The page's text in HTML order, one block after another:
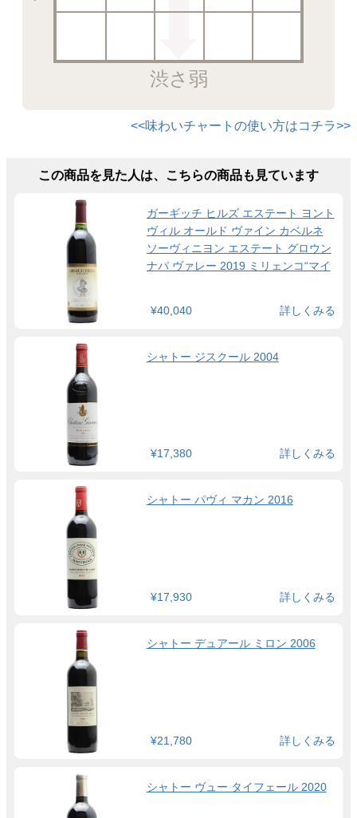
渋さ弱
<<味わいチャートの使い方はコチラ>>
この商品を見た人は、こちらの商品も見ています
ガーギッチ ヒルズ エステート ヨント
ヴィル オールド ヴァイン カベルネ
ソーヴィニヨン エステート グロウン
ナパ ヴァレー 2019 ミリェンコ“マイ
¥40,040 詳しくみる
シャトー ジスクール 2004
¥17,380 詳しくみる
シャトー パヴィ マカン 2016
¥17,930 詳しくみる
シャトー デュアール ミロン 2006
¥21,780 詳しくみる
シャトー ヴュー タイフェール 2020